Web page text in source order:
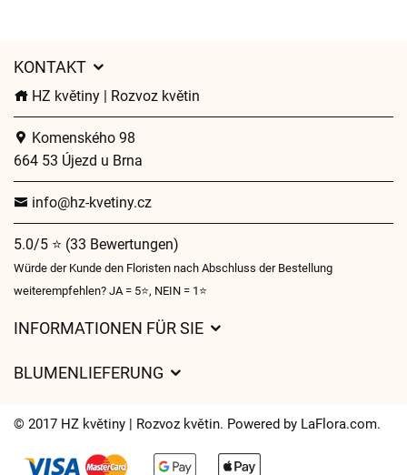
KONTAKT
HZ květiny | Rozvoz květin
Komenského 98
664 53 Újezd u Brna
info@hz-kvetiny.cz
5.0/5 ⭐ (33 Bewertungen)
Würde der Kunde den Floristen nach Abschluss der Bestellung
weiterempfehlen? JA = 5⭐, NEIN = 1⭐
INFORMATIONEN FÜR SIE
Lieferzeiten für Blumen – Übersicht der Möglichkeiten
BLUMENLIEFERUNG
Wohin wir Blumen liefern
Cookies
© 2017 HZ květiny | Rozvoz květin. Powered by LaFlora.com.